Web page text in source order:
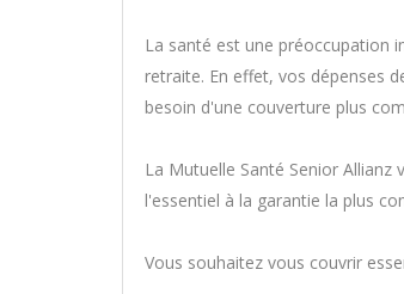
La santé est une préoccupation
retraite. En effet, vos dépenses
besoin d'une couverture plus
La Mutuelle Santé Senior
l'essentiel à la garantie la plus
Vous souhaitez vous couvrir